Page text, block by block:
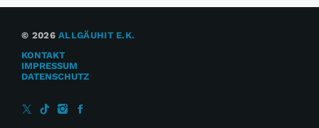
© 2026ALLGÄUHIT E.K.
KONTAKT
IMPRESSUM
DATENSCHUTZ